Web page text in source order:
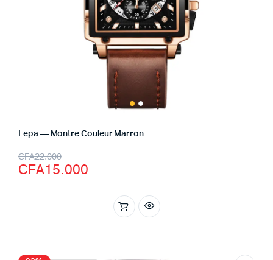
Lepa — Montre Couleur Marron
CFA22.000
CFA15.000